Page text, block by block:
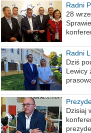
Radni
miasta
28
Radni
Dziś
Lewicy
nie
Dzisiaj